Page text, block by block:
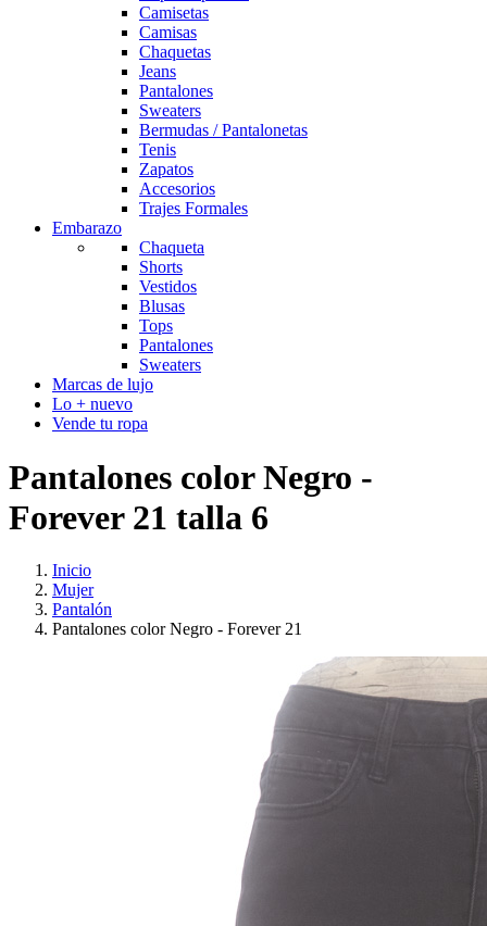
Camisetas
Camisas
Chaquetas
Jeans
Pantalones
Sweaters
Bermudas / Pantalonetas
Tenis
Zapatos
Accesorios
Trajes Formales
Embarazo
Chaqueta
Shorts
Vestidos
Blusas
Tops
Pantalones
Sweaters
Marcas de lujo
Lo + nuevo
Vende tu ropa
Pantalones color Negro -
Forever 21 talla 6
Inicio
Mujer
Pantalón
Pantalones color Negro - Forever 21